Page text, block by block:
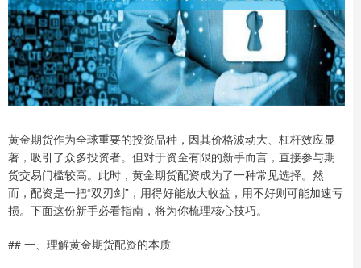
黄金期货作为全球重要的投资品种，因其价格波动大、杠杆效应显
著，吸引了众多投资者。但对于资金有限的新手而言，直接参与期
货交易门槛较高。此时，黄金期货配资成为了一种常见选择。然
而，配资是一把“双刃剑”，用得好能放大收益，用不好则可能加速亏
损。下面这份新手必看指南，将为你梳理核心技巧。
## 一、理解黄金期货配资的本质